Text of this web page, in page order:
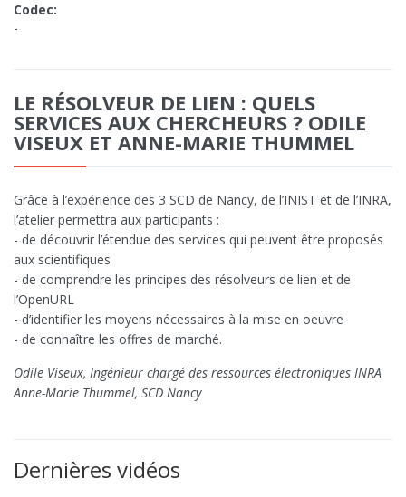
Codec:
-
LE RÉSOLVEUR DE LIEN : QUELS
SERVICES AUX CHERCHEURS ? ODILE
VISEUX ET ANNE-MARIE THUMMEL
Grâce à l’expérience des 3 SCD de Nancy, de l’INIST et de l’INRA,
l’atelier permettra aux participants :
- de découvrir l’étendue des services qui peuvent être proposés
aux scientifiques
- de comprendre les principes des résolveurs de lien et de
l’OpenURL
- d’identifier les moyens nécessaires à la mise en oeuvre
- de connaître les offres de marché.
Odile Viseux, Ingénieur chargé des ressources électroniques INRA
Anne-Marie Thummel, SCD Nancy
Dernières vidéos